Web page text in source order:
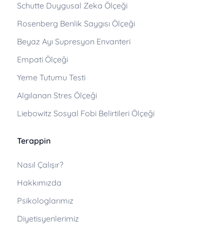
Terappin
Nasıl Çalışır?
Hakkımızda
Psikologlarımız
Diyetisyenlerimiz
Schutte Duygusal Zeka Ölçeği
Rosenberg Benlik Saygısı Ölçeği
Beyaz Ayı Supresyon Envanteri
Empati Ölçeği
Yeme Tutumu Testi
Algılanan Stres Ölçeği
Liebowitz Sosyal Fobi Belirtileri Ölçeği